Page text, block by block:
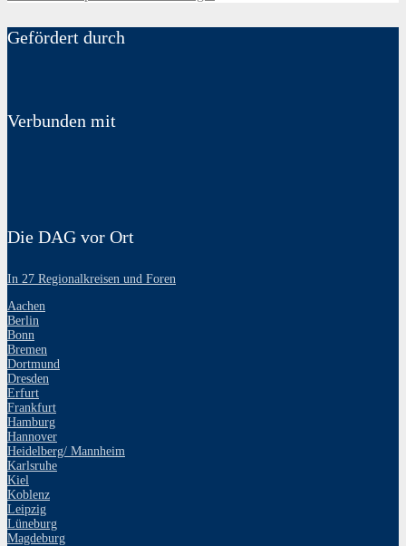
Gefördert durch
Verbunden mit
Die DAG vor Ort
In 27 Regionalkreisen und Foren
Aachen
Berlin
Bonn
Bremen
Dortmund
Dresden
Erfurt
Frankfurt
Hamburg
Hannover
Heidelberg/ Mannheim
Karlsruhe
Kiel
Koblenz
Leipzig
Lüneburg
Magdeburg